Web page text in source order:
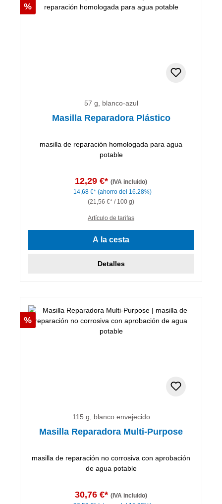
Descuento
%
57 g, blanco-azul
Masilla Reparadora Plástico
masilla de reparación homologada para agua
potable
12,29 €* (IVA incluido)
14,68 €* (ahorro del 16.28%)
(21,56 €* / 100 g)
Artículo de tarifas
A la cesta
Detalles
Descuento
%
115 g, blanco envejecido
Masilla Reparadora Multi-Purpose
masilla de reparación no corrosiva con aprobación
de agua potable
30,76 €* (IVA incluido)